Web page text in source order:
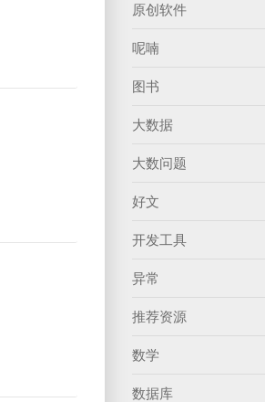
原创软件
呢喃
图书
大数据
大数问题
好文
开发工具
异常
推荐资源
数学
数据库